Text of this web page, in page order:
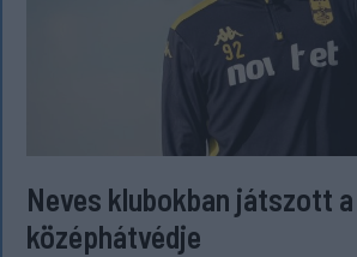
Neves klubokban játszott a
középhátvédje